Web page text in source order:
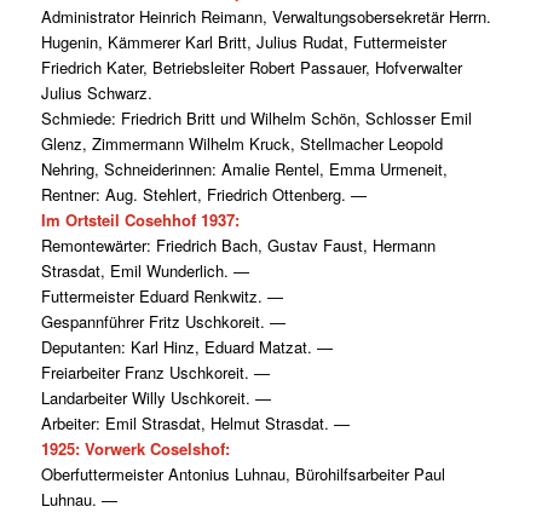
Administrator Heinrich Reimann, Verwaltungsobersekretär Herrn.
Hugenin, Kämmerer Karl Britt, Julius Rudat, Futtermeister
Friedrich Kater, Betriebsleiter Robert Passauer, Hofverwalter
Julius Schwarz.
Schmiede: Friedrich Britt und Wilhelm Schön, Schlosser Emil
Glenz, Zimmermann Wilhelm Kruck, Stellmacher Leopold
Nehring, Schneiderinnen: Amalie Rentel, Emma Urmeneit,
Rentner: Aug. Stehlert, Friedrich Ottenberg. —
Im Ortsteil Cosehhof 1937:
Remontewärter: Friedrich Bach, Gustav Faust, Hermann
Strasdat, Emil Wunderlich. —
Futtermeister Eduard Renkwitz. —
Gespannführer Fritz Uschkoreit. —
Deputanten: Karl Hinz, Eduard Matzat. —
Freiarbeiter Franz Uschkoreit. —
Landarbeiter Willy Uschkoreit. —
Arbeiter: Emil Strasdat, Helmut Strasdat. —
1925: Vorwerk Coselshof:
Oberfuttermeister Antonius Luhnau, Bürohilfsarbeiter Paul
Luhnau. —